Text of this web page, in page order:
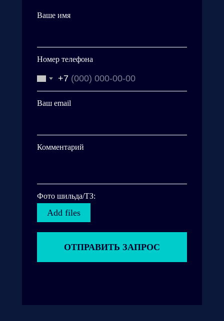
Ваше имя
Номер телефона
+7
Ваш email
Комментарий
Фото шильда/ТЗ:
Add files
ОТПРАВИТЬ ЗАПРОС